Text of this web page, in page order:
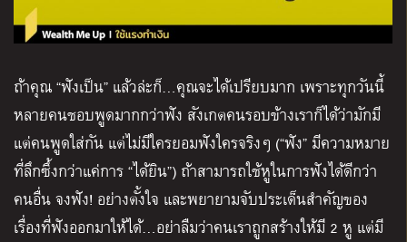
ถ้าคุณ “ฟังเป็น” แล้วล่ะก็…คุณจะได้เปรียบมาก เพราะทุกวันนี้
หลายคนชอบพูดมากกว่าฟัง สังเกตคนรอบข้างเราก็ได้ว่ามักมี
แต่คนพูดใส่กัน แต่ไม่มีใครยอมฟังใครจริงๆ (“ฟัง” มีความหมาย
ที่ลึกซึ้งกว่าแค่การ “ได้ยิน”) ถ้าสามารถใช้หูในการฟังได้ดีกว่า
คนอื่น จงฟัง! อย่างตั้งใจ และพยายามจับประเด็นสำคัญของ
เรื่องที่ฟังออกมาให้ได้…อย่าลืมว่าคนเราถูกสร้างให้มี 2 หู แต่มี